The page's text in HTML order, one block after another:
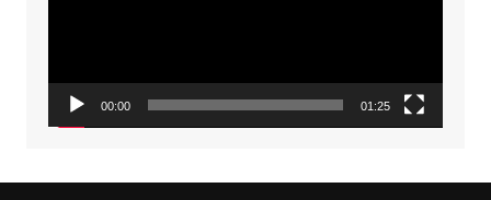
00:00 01:25